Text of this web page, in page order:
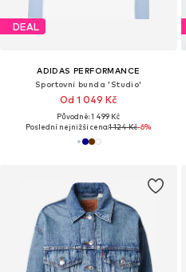
DEAL
ADIDAS PERFORMANCE
Sportovní bunda 'Studio'
Od 1 049 Kč
Původně: 1 499 Kč
Poslední nejnižší cena:1 124 Kč-6%